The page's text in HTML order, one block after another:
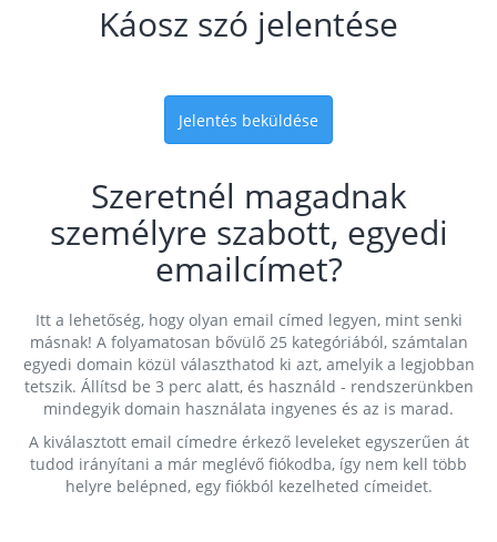
Káosz szó jelentése
Jelentés beküldése
Szeretnél magadnak
személyre szabott, egyedi
emailcímet?
Itt a lehetőség, hogy olyan email címed legyen, mint senki
másnak! A folyamatosan bővülő 25 kategóriából, számtalan
egyedi domain közül választhatod ki azt, amelyik a legjobban
tetszik. Állítsd be 3 perc alatt, és használd - rendszerünkben
mindegyik domain használata ingyenes és az is marad.
A kiválasztott email címedre érkező leveleket egyszerűen át
tudod irányítani a már meglévő fiókodba, így nem kell több
helyre belépned, egy fiókból kezelheted címeidet.